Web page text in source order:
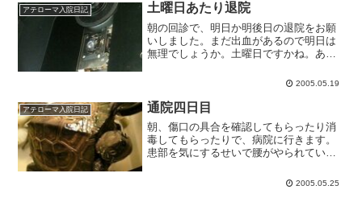
アテローマ入院日記 土曜日あたり退院
朝の回診で、明日か明後日の退院をお願
いしました。まだ出血があるので明日は
無理でしょうか。土曜日ですかね。ある
方、子どもたちが風邪っぽいとのこと
す。災難続きですな。今日も午...
2005.05.19
アテローマ入院日記 通院四日目
朝、傷口の具合を確認してもらったり消
毒してもらったりで、病院に行きます。
患部を気にするせいで腰がやられている
かなり綺麗だそうです。頭痛と吐き気は
2005.05.25